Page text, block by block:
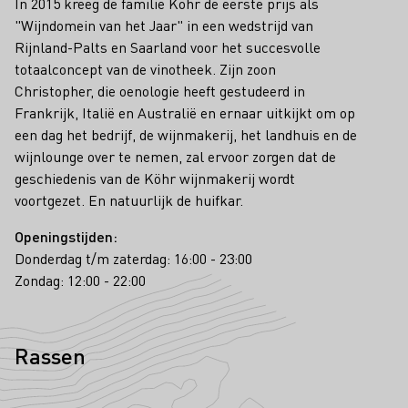
"Wijndomein van het Jaar" in een wedstrijd van
Rijnland-Palts en Saarland voor het succesvolle
totaalconcept van de vinotheek. Zijn zoon
Christopher, die oenologie heeft gestudeerd in
Frankrijk, Italië en Australië en ernaar uitkijkt om op
een dag het bedrijf, de wijnmakerij, het landhuis en de
wijnlounge over te nemen, zal ervoor zorgen dat de
geschiedenis van de Köhr wijnmakerij wordt
voortgezet. En natuurlijk de huifkar.
Openingstijden:
Donderdag t/m zaterdag: 16:00 - 23:00
Zondag: 12:00 - 22:00
Rassen